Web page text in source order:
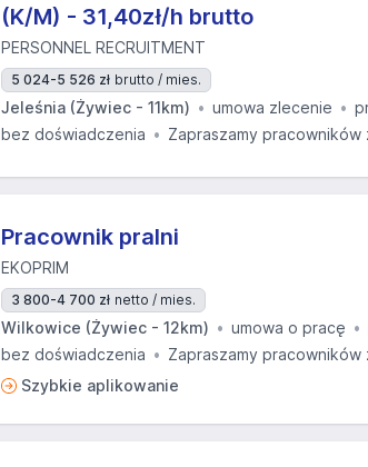
(K/M) - 31,40zł/h brutto
PERSONNEL RECRUITMENT
5 024-5 526 zł brutto / mies.
Jeleśnia (Żywiec - 11km) umowa zlecenie
bez doświadczenia
Zapraszamy pracowników
Pracownik pralni
EKOPRIM
3 800-4 700 zł netto / mies.
Wilkowice (Żywiec - 12km) umowa o pracę
bez doświadczenia
Zapraszamy pracowników
Szybkie aplikowanie